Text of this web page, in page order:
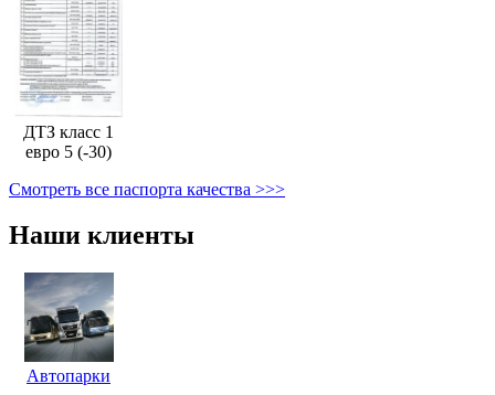
ДТЗ класс 1
евро 5 (-30)
Смотреть все паспорта качества >>>
Наши клиенты
Автопарки